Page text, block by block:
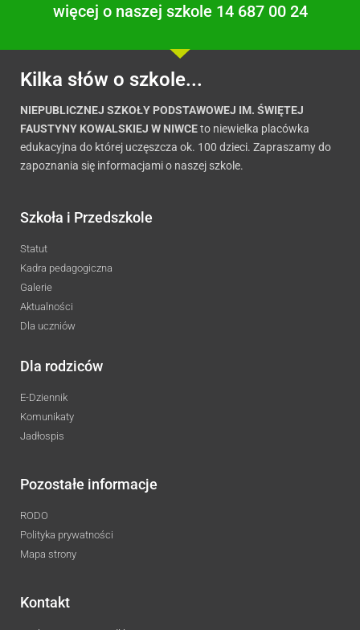
więcej o naszej szkole 14 687 00 24
Kilka słów o szkole...
NIEPUBLICZNEJ SZKOŁY PODSTAWOWEJ IM. ŚWIĘTEJ
FAUSTYNY KOWALSKIEJ W NIWCEto niewielka placówka
edukacyjna do której uczęszcza ok. 100 dzieci. Zapraszamy do
zapoznania się informacjami o naszej szkole.
Szkoła i Przedszkole
Statut
Kadra pedagogiczna
Galerie
Aktualności
Dla uczniów
Dla rodziców
E-Dziennik
Komunikaty
Jadłospis
Pozostałe informacje
RODO
Polityka prywatności
Mapa strony
Kontakt